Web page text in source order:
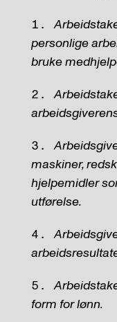
personlige
bruke
maskiner,
hjelpemidler
utførelse.
form for lønn.